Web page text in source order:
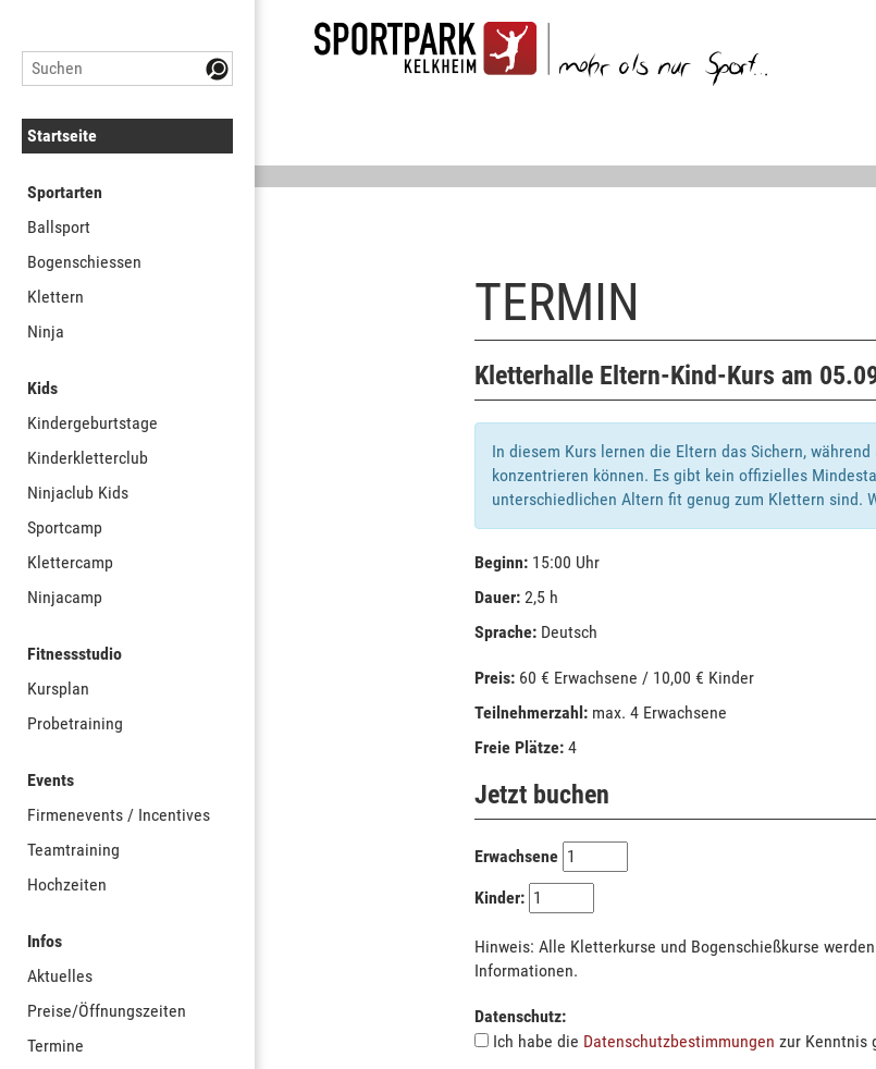
Startseite
Sportarten
Ballsport
Bogenschiessen
Klettern
Ninja
Kids
Kindergeburtstage
Kinderkletterclub
Ninjaclub Kids
Sportcamp
Klettercamp
Ninjacamp
Fitnessstudio
Kursplan
Probetraining
Events
Firmenevents / Incentives
Teamtraining
Hochzeiten
Infos
Aktuelles
Preise/Öffnungszeiten
Termine
TERMIN
Kletterhalle Eltern-Kind-Kurs am
In diesem Kurs lernen die Eltern das Sichern,
konzentrieren können. Es gibt kein offizielles
unterschiedlichen Altern fit genug zum Klettern sind.
Beginn: 15:00 Uhr
Dauer: 2,5 h
Sprache: Deutsch
Preis: 60 € Erwachsene / 10,00 € Kinder
Teilnehmerzahl: max. 4 Erwachsene
Freie Plätze: 4
Jetzt buchen
Erwachsene
Kinder:
Hinweis: Alle Kletterkurse und Bogenschießkurse
Informationen.
Datenschutz:
Ich habe die Datenschutzbestimmungen zur Kenntnis